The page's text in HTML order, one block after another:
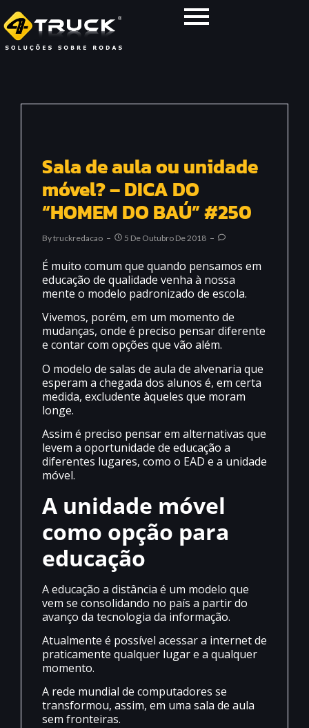
Sala de aula ou unidade
móvel? – DICA DO
“HOMEM DO BAÚ” #250
ByTruckredacao 5 De Outubro De 2018
É muito comum que quando pensamos em
educação de qualidade venha à nossa
mente o modelo padronizado de escola.
Vivemos, porém, em um momento de
mudanças, onde é preciso pensar diferente
e contar com opções que vão além.
O modelo de salas de aula de alvenaria que
esperam a chegada dos alunos é, em certa
medida, excludente àqueles que moram
longe.
Assim é preciso pensar em alternativas que
levem a oportunidade de educação a
diferentes lugares, como o EAD e a unidade
móvel.
A unidade móvel
como opção para
educação
A educação a distância é um modelo que
vem se consolidando no país a partir do
avanço da tecnologia da informação.
Atualmente é possível acessar a internet de
praticamente qualquer lugar e a qualquer
momento.
A rede mundial de computadores se
transformou, assim, em uma sala de aula
sem fronteiras.